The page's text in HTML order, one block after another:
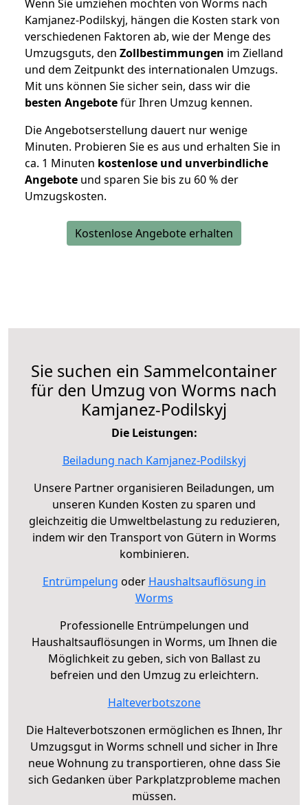
Wenn Sie umziehen möchten von Worms nach
Kamjanez-Podilskyj, hängen die Kosten stark von
verschiedenen Faktoren ab, wie der Menge des
Umzugsguts, den Zollbestimmungen im Zielland
und dem Zeitpunkt des internationalen Umzugs.
Mit uns können Sie sicher sein, dass wir die
besten Angebotefür Ihren Umzug kennen.
Die Angebotserstellung dauert nur wenige
Minuten. Probieren Sie es aus und erhalten Sie in
ca. 1 Minuten kostenlose und unverbindliche
Angebote und sparen Sie bis zu 60 % der
Umzugskosten.
Kostenlose Angebote erhalten
Sie suchen ein Sammelcontainer
für den Umzug von Worms nach
Kamjanez-Podilskyj
Die Leistungen:
Beiladung nach Kamjanez-Podilskyj
Unsere Partner organisieren Beiladungen, um
unseren Kunden Kosten zu sparen und
gleichzeitig die Umweltbelastung zu reduzieren,
indem wir den Transport von Gütern in Worms
kombinieren.
Entrümpelung oder Haushaltsauflösung in
Worms
Professionelle Entrümpelungen und
Haushaltsauflösungen in Worms, um Ihnen die
Möglichkeit zu geben, sich von Ballast zu
befreien und den Umzug zu erleichtern.
Halteverbotszone
Die Halteverbotszonen ermöglichen es Ihnen, Ihr
Umzugsgut in Worms schnell und sicher in Ihre
neue Wohnung zu transportieren, ohne dass Sie
sich Gedanken über Parkplatzprobleme machen
müssen.